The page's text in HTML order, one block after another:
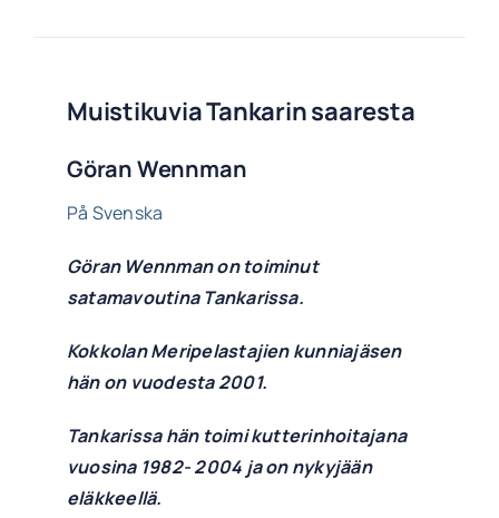
Muistikuvia Tankarin saaresta
Göran Wennman
På Svenska
Göran Wennman on toiminut
satamavoutina Tankarissa.
Kokkolan Meripelastajien kunniajäsen
hän on vuodesta 2001.
Tankarissa hän toimi kutterinhoitajana
vuosina 1982- 2004 ja on nykyjään
eläkkeellä.